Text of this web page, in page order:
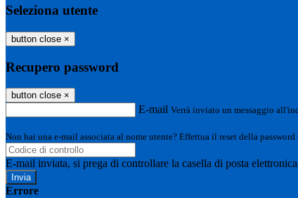
Seleziona utente
button close ×
Recupero password
button close ×
E-mail Verrà inviato un messaggio
Non hai una e-mail associata al nome utente? Effettua il reset della
E-mail inviata, si prega di controllare la casella di posta
Errore